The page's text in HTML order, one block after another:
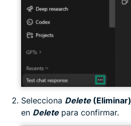
Selecciona Delete(Eliminar)
en Deletepara confirmar.